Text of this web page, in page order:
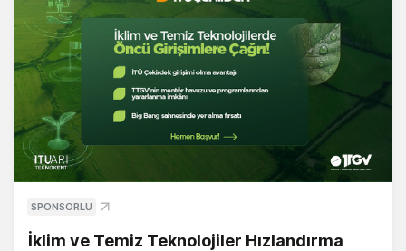
SPONSORLU
İklim ve Temiz Teknolojiler Hızlandırma